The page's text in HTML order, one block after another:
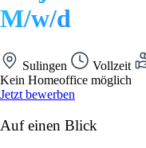
M/w/d
Sulingen Vollzeit
Kein Homeoffice möglich
Jetzt bewerben
Auf einen Blick